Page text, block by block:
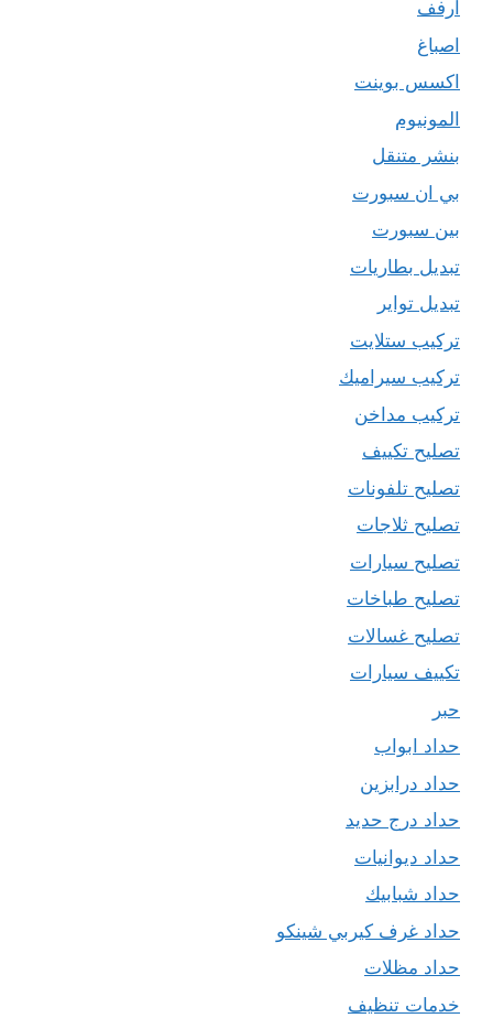
ارفف
اصباغ
اكسس بوينت
المونيوم
بنشر متنقل
بي ان سبورت
بين سبورت
تبديل بطاريات
تبديل تواير
تركيب ستلايت
تركيب سيراميك
تركيب مداخن
تصليح تكييف
تصليح تلفونات
تصليح ثلاجات
تصليح سيارات
تصليح طباخات
تصليح غسالات
تكييف سيارات
حبر
حداد ابواب
حداد درابزين
حداد درج حديد
حداد ديوانيات
حداد شبابيك
حداد غرف كيربي شينكو
حداد مظلات
خدمات تنظيف